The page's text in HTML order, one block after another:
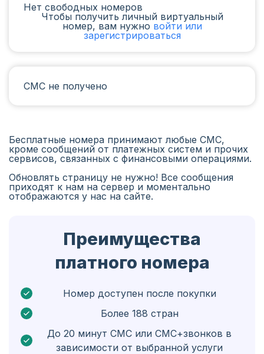
Чад
Иран
Чехия
Гвинея
Эфиопия
Кюрасао
Ангола
Кипр
Болгария
Нет свободных номеров
Чтобы получить личный виртуальный
номер, вам нужно войти или
зарегистрироваться
СМС не получено
Бесплатные номера принимают любые СМС,
кроме сообщений от платежных систем и прочих
сервисов, связанных с финансовыми операциями.
Обновлять страницу не нужно! Все сообщения
приходят к нам на сервер и моментально
отображаются у нас на сайте.
Преимущества
платного номера
Номер доступен после покупки
Более 188 стран
До 20 минут СМС или СМС+звонков в
зависимости от выбранной услуги